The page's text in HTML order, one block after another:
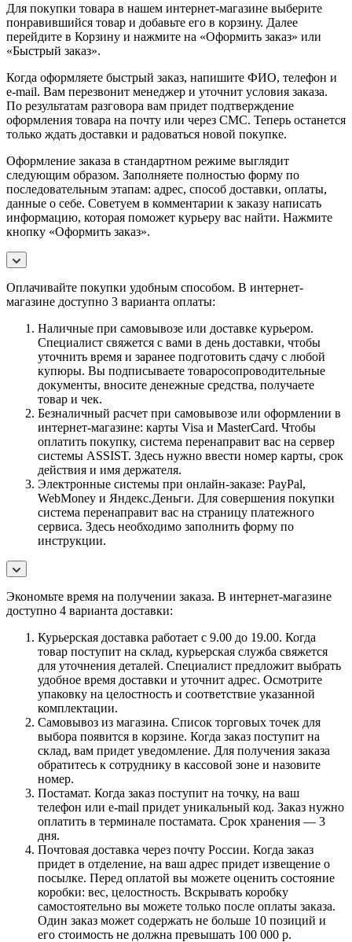
Для покупки товара в нашем интернет-магазине выберите
понравившийся товар и добавьте его в корзину. Далее
перейдите в Корзину и нажмите на «Оформить заказ» или
«Быстрый заказ».
Когда оформляете быстрый заказ, напишите ФИО, телефон и
e-mail. Вам перезвонит менеджер и уточнит условия заказа.
По результатам разговора вам придет подтверждение
оформления товара на почту или через СМС. Теперь останется
только ждать доставки и радоваться новой покупке.
Оформление заказа в стандартном режиме выглядит
следующим образом. Заполняете полностью форму по
последовательным этапам: адрес, способ доставки, оплаты,
данные о себе. Советуем в комментарии к заказу написать
информацию, которая поможет курьеру вас найти. Нажмите
кнопку «Оформить заказ».
Оплачивайте покупки удобным способом. В интернет-
магазине доступно 3 варианта оплаты:
Наличные при самовывозе или доставке курьером.
Специалист свяжется с вами в день доставки, чтобы
уточнить время и заранее подготовить сдачу с любой
купюры. Вы подписываете товаросопроводительные
документы, вносите денежные средства, получаете
товар и чек.
Безналичный расчет при самовывозе или оформлении в
интернет-магазине: карты Visa и MasterCard. Чтобы
оплатить покупку, система перенаправит вас на сервер
системы ASSIST. Здесь нужно ввести номер карты, срок
действия и имя держателя.
Электронные системы при онлайн-заказе: PayPal,
WebMoney и Яндекс.Деньги. Для совершения покупки
система перенаправит вас на страницу платежного
сервиса. Здесь необходимо заполнить форму по
инструкции.
Экономьте время на получении заказа. В интернет-магазине
доступно 4 варианта доставки:
Курьерская доставка работает с 9.00 до 19.00. Когда
товар поступит на склад, курьерская служба свяжется
для уточнения деталей. Специалист предложит выбрать
удобное время доставки и уточнит адрес. Осмотрите
упаковку на целостность и соответствие указанной
комплектации.
Самовывоз из магазина. Список торговых точек для
выбора появится в корзине. Когда заказ поступит на
склад, вам придет уведомление. Для получения заказа
обратитесь к сотруднику в кассовой зоне и назовите
номер.
Постамат. Когда заказ поступит на точку, на ваш
телефон или e-mail придет уникальный код. Заказ нужно
оплатить в терминале постамата. Срок хранения — 3
дня.
Почтовая доставка через почту России. Когда заказ
придет в отделение, на ваш адрес придет извещение о
посылке. Перед оплатой вы можете оценить состояние
коробки: вес, целостность. Вскрывать коробку
самостоятельно вы можете только после оплаты заказа.
Один заказ может содержать не больше 10 позиций и
его стоимость не должна превышать 100 000 р.